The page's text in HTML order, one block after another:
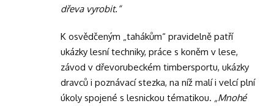
dřeva vyrobit.“
K osvědčeným „tahákům“ pravidelně patří
ukázky lesní techniky, práce s koněm v lese,
závod v dřevorubeckém timbersportu, ukázky
dravců i poznávací stezka, na níž malí i velcí plní
úkoly spojené s lesnickou tématikou. „Mnohé